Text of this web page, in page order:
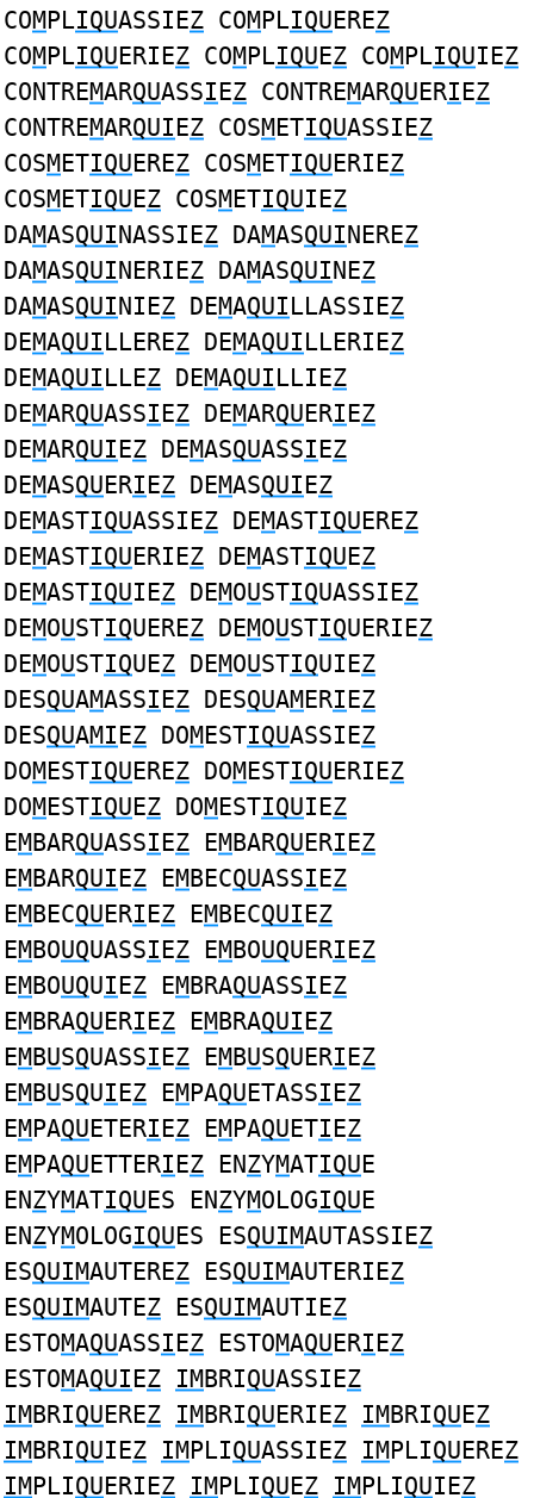
COMPLIQUASSIEZ COMPLIQUEREZ
COMPLIQUERIEZ COMPLIQUEZ COMPLIQUIEZ
CONTREMARQUASSIEZ CONTREMARQUERIEZ
CONTREMARQUIEZ COSMETIQUASSIEZ
COSMETIQUEREZ COSMETIQUERIEZ
COSMETIQUEZ COSMETIQUIEZ
DAMASQUINASSIEZ DAMASQUINEREZ
DAMASQUINERIEZ DAMASQUINEZ
DAMASQUINIEZ DEMAQUILLASSIEZ
DEMAQUILLEREZ DEMAQUILLERIEZ
DEMAQUILLEZ DEMAQUILLIEZ
DEMARQUASSIEZ DEMARQUERIEZ
DEMARQUIEZ DEMASQUASSIEZ
DEMASQUERIEZ DEMASQUIEZ
DEMASTIQUASSIEZ DEMASTIQUEREZ
DEMASTIQUERIEZ DEMASTIQUEZ
DEMASTIQUIEZ DEMOUSTIQUASSIEZ
DEMOUSTIQUEREZ DEMOUSTIQUERIEZ
DEMOUSTIQUEZ DEMOUSTIQUIEZ
DESQUAMASSIEZ DESQUAMERIEZ
DESQUAMIEZ DOMESTIQUASSIEZ
DOMESTIQUEREZ DOMESTIQUERIEZ
DOMESTIQUEZ DOMESTIQUIEZ
EMBARQUASSIEZ EMBARQUERIEZ
EMBARQUIEZ EMBECQUASSIEZ
EMBECQUERIEZ EMBECQUIEZ
EMBOUQUASSIEZ EMBOUQUERIEZ
EMBOUQUIEZ EMBRAQUASSIEZ
EMBRAQUERIEZ EMBRAQUIEZ
EMBUSQUASSIEZ EMBUSQUERIEZ
EMBUSQUIEZ EMPAQUETASSIEZ
EMPAQUETERIEZ EMPAQUETIEZ
EMPAQUETTERIEZ ENZYMATIQUE
ENZYMATIQUES ENZYMOLOGIQUE
ENZYMOLOGIQUES ESQUIMAUTASSIEZ
ESQUIMAUTEREZ ESQUIMAUTERIEZ
ESQUIMAUTEZ ESQUIMAUTIEZ
ESTOMAQUASSIEZ ESTOMAQUERIEZ
ESTOMAQUIEZ IMBRIQUASSIEZ
IMBRIQUEREZ IMBRIQUERIEZ IMBRIQUEZ
IMBRIQUIEZ IMPLIQUASSIEZ IMPLIQUEREZ
IMPLIQUERIEZ IMPLIQUEZ IMPLIQUIEZ